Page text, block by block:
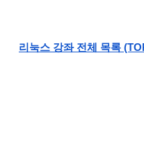
리눅스 강좌 전체 목록